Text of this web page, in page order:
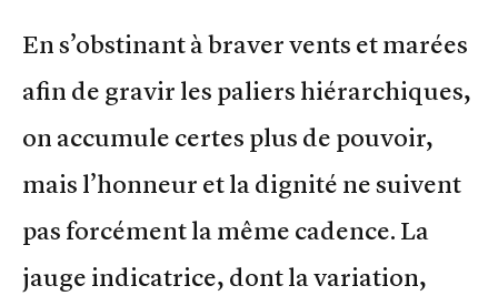
En s’obstinant à braver vents et marées
afin de gravir les paliers hiérarchiques,
on accumule certes plus de pouvoir,
mais l’honneur et la dignité ne suivent
pas forcément la même cadence. La
jauge indicatrice, dont la variation,